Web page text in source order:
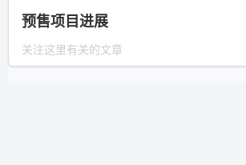
预售项目进展
关注这里有关的文章